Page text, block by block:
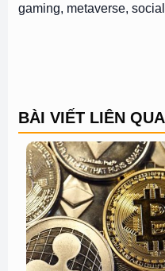
gaming, metaverse,
BÀI VIẾT LIÊN